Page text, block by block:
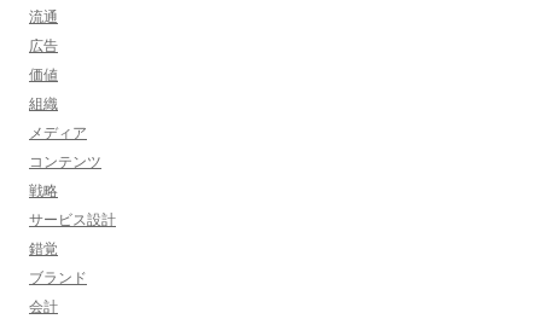
流通
広告
価値
組織
メディア
コンテンツ
戦略
サービス設計
錯覚
ブランド
会計